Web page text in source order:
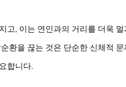
고, 이는 연인과의 거리를 더욱
환을 끊는 것은 단순한 신체적
합니다.